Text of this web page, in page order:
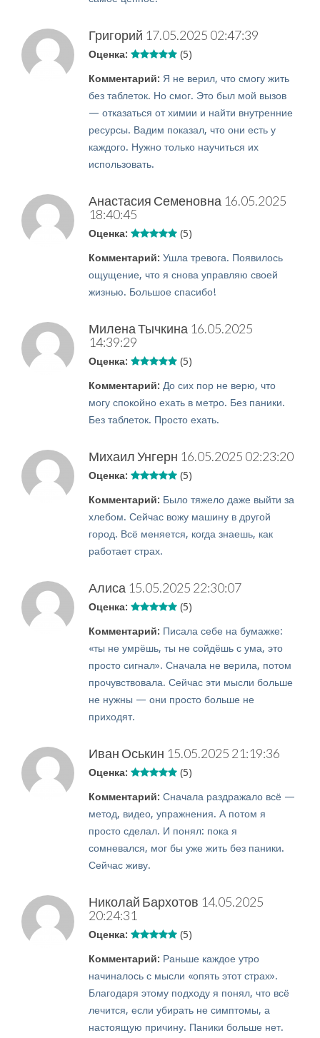
Григорий 17.05.2025 02:47:39
Оценка: (5)
Комментарий: Я не верил, что смогу жить
без таблеток. Но смог. Это был мой вызов
— отказаться от химии и найти внутренние
ресурсы. Вадим показал, что они есть у
каждого. Нужно только научиться их
использовать.
Анастасия Семеновна 16.05.2025
18:40:45
Оценка: (5)
Комментарий: Ушла тревога. Появилось
ощущение, что я снова управляю своей
жизнью. Большое спасибо!
Милена Тычкина 16.05.2025
14:39:29
Оценка: (5)
Комментарий: До сих пор не верю, что
могу спокойно ехать в метро. Без паники.
Без таблеток. Просто ехать.
Михаил Унгерн 16.05.2025 02:23:20
Оценка: (5)
Комментарий: Было тяжело даже выйти за
хлебом. Сейчас вожу машину в другой
город. Всё меняется, когда знаешь, как
работает страх.
Алиса 15.05.2025 22:30:07
Оценка: (5)
Комментарий: Писала себе на бумажке:
«ты не умрёшь, ты не сойдёшь с ума, это
просто сигнал». Сначала не верила, потом
прочувствовала. Сейчас эти мысли больше
не нужны — они просто больше не
приходят.
Иван Оськин 15.05.2025 21:19:36
Оценка: (5)
Комментарий: Сначала раздражало всё —
метод, видео, упражнения. А потом я
просто сделал. И понял: пока я
сомневался, мог бы уже жить без паники.
Сейчас живу.
Николай Бархотов 14.05.2025
20:24:31
Оценка: (5)
Комментарий: Раньше каждое утро
начиналось с мысли «опять этот страх».
Благодаря этому подходу я понял, что всё
лечится, если убирать не симптомы, а
настоящую причину. Паники больше нет.